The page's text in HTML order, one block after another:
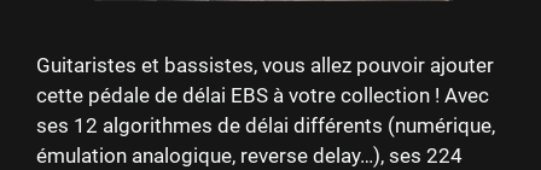
Guitaristes et bassistes, vous allez pouvoir ajouter
cette pédale de délai EBS à votre collection ! Avec
ses 12 algorithmes de délai différents (numérique,
émulation analogique, reverse delay…), ses 224